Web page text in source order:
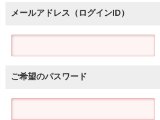
メールアドレス（ログインID）
ご希望のパスワード